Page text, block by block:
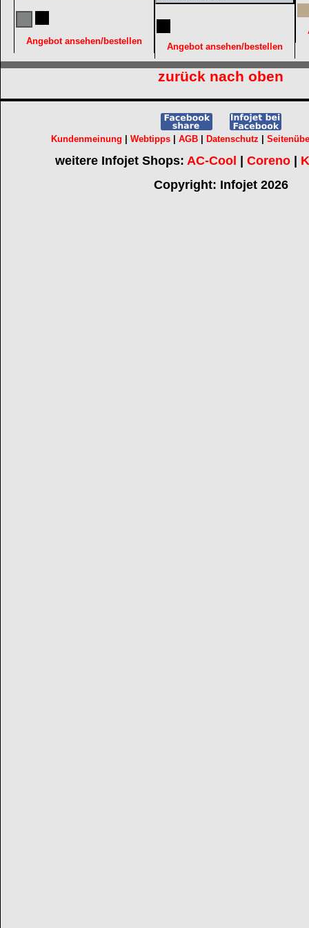
Angebot ansehen/bestellen
Angebot ansehen/bestellen
zurück nach oben
Kundenmeinung Webtipps AGB Datenschutz
weitere Infojet Shops: AC-Cool | Coreno |
Copyright: Infojet 2026